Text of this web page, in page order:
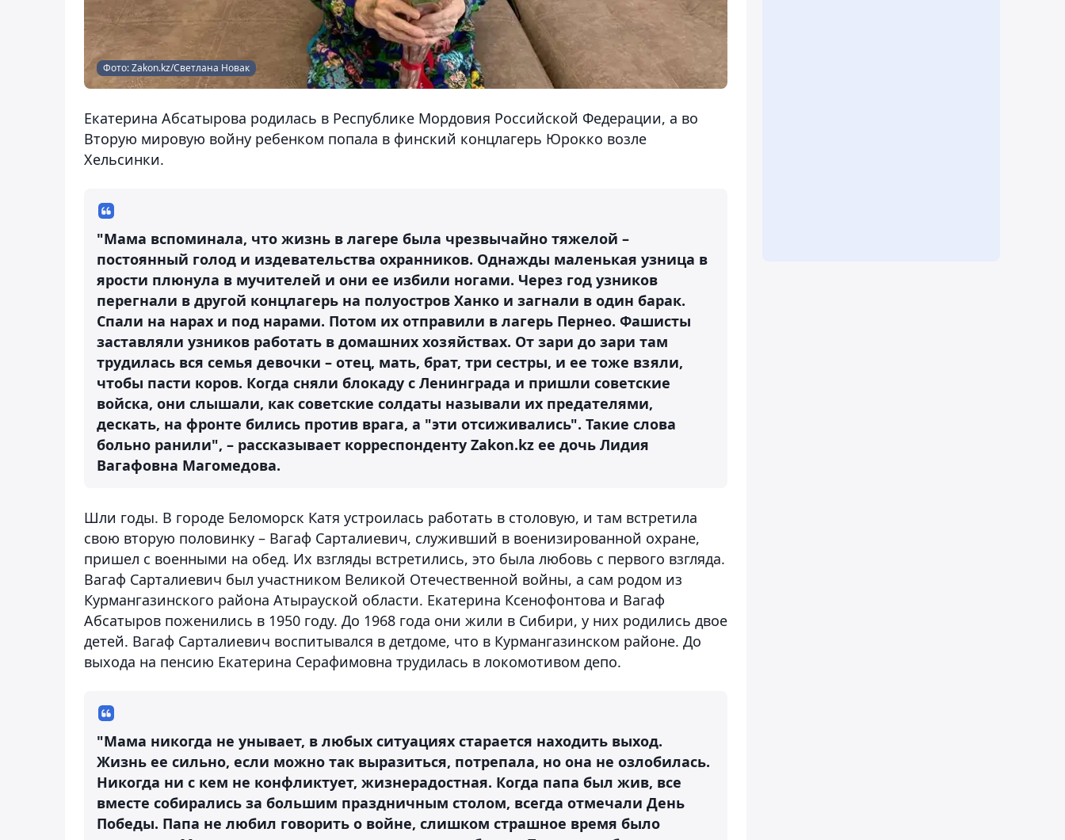
Фото: Zakon.kz/Светлана Новак
Екатерина Абсатырова родилась в Республике Мордовия Российской Федерации, а во
Вторую мировую войну ребенком попала в финский концлагерь Юрокко возле
Хельсинки.
"Мама вспоминала, что жизнь в лагере была чрезвычайно тяжелой –
постоянный голод и издевательства охранников. Однажды маленькая узница в
ярости плюнула в мучителей и они ее избили ногами. Через год узников
перегнали в другой концлагерь на полуостров Ханко и загнали в один барак.
Спали на нарах и под нарами. Потом их отправили в лагерь Пернео. Фашисты
заставляли узников работать в домашних хозяйствах. От зари до зари там
трудилась вся семья девочки – отец, мать, брат, три сестры, и ее тоже взяли,
чтобы пасти коров. Когда сняли блокаду с Ленинграда и пришли советские
войска, они слышали, как советские солдаты называли их предателями,
дескать, на фронте бились против врага, а "эти отсиживались". Такие слова
больно ранили", – рассказывает корреспонденту Zakon.kz ее дочь Лидия
Вагафовна Магомедова.
Шли годы. В городе Беломорск Катя устроилась работать в столовую, и там встретила
свою вторую половинку – Вагаф Сарталиевич, служивший в военизированной охране,
пришел с военными на обед. Их взгляды встретились, это была любовь с первого взгляда.
Вагаф Сарталиевич был участником Великой Отечественной войны, а сам родом из
Курмангазинского района Атырауской области. Екатерина Ксенофонтова и Вагаф
Абсатыров поженились в 1950 году. До 1968 года они жили в Сибири, у них родились двое
детей. Вагаф Сарталиевич воспитывался в детдоме, что в Курмангазинском районе. До
выхода на пенсию Екатерина Серафимовна трудилась в локомотивом депо.
"Мама никогда не унывает, в любых ситуациях старается находить выход.
Жизнь ее сильно, если можно так выразиться, потрепала, но она не озлобилась.
Никогда ни с кем не конфликтует, жизнерадостная. Когда папа был жив, все
вместе собирались за большим праздничным столом, всегда отмечали День
Победы. Папа не любил говорить о войне, слишком страшное время было